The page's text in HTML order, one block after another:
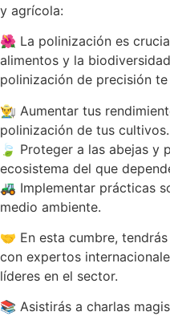
y agrícola:
🌺 La polinización es
alimentos y la
polinización de precisión
👨‍🌾 Aumentar tus
polinización de tus cultivos.
🍃 Proteger a las abejas y
ecosistema del que
🚜 Implementar prácticas
medio ambiente.
🤝 En esta cumbre,
con expertos
líderes en el sector.
📚 Asistirás a charlas